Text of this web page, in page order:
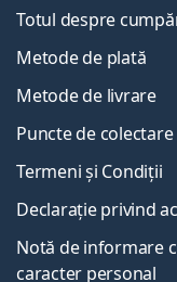
Totul despre
Metode de plată
Metode de livrare
Puncte de colectare
Termeni și Condiții
Declarație privind
Notă de informare
caracter personal